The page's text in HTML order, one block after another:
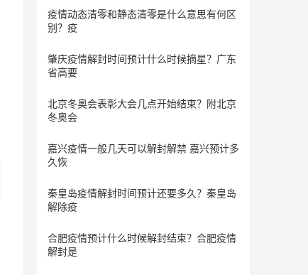
疫情动态清零和静态清零是什么意思有何区
别？疫
肇庆疫情解封时间预计什么时候摘星？广东
省高要
北京冬奥会表彰大会几点开始结束？附北京
冬奥会
嘉兴疫情一般几天可以解封解禁 嘉兴预计多
久恢
秦皇岛疫情解封时间预计还要多久？秦皇岛
解除疫
合肥疫情预计什么时候解封结束？合肥疫情
解封是